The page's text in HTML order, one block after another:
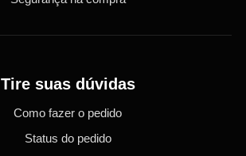
Tire suas dúvidas
Como fazer o pedido
Status do pedido